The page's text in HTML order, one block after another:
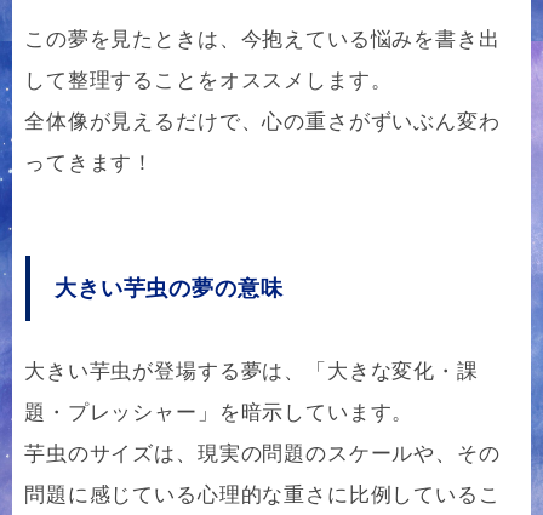
この夢を見たときは、今抱えている悩みを書き出
して整理することをオススメします。
全体像が見えるだけで、心の重さがずいぶん変わ
ってきます！
大きい芋虫の夢の意味
大きい芋虫が登場する夢は、「大きな変化・課
題・プレッシャー」を暗示しています。
芋虫のサイズは、現実の問題のスケールや、その
問題に感じている心理的な重さに比例しているこ